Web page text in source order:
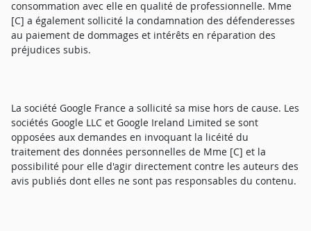
consommation avec elle en qualité de professionnelle. Mme
[C] a également sollicité la condamnation des défenderesses
au paiement de dommages et intérêts en réparation des
préjudices subis.
La société Google France a sollicité sa mise hors de cause. Les
sociétés Google LLC et Google Ireland Limited se sont
opposées aux demandes en invoquant la licéité du
traitement des données personnelles de Mme [C] et la
possibilité pour elle d'agir directement contre les auteurs des
avis publiés dont elles ne sont pas responsables du contenu.